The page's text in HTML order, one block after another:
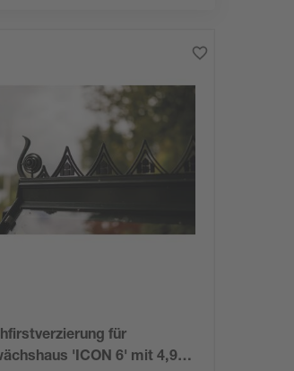
für
'ICON 6' mit 4,9